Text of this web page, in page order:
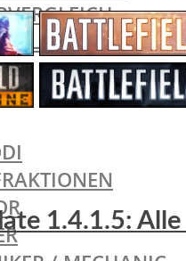
1.4.1.5: